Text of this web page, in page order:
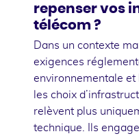
repenser vos
télécom ?
Dans un contexte
exigences
environnementale et
les choix
relèvent plus
technique. Ils